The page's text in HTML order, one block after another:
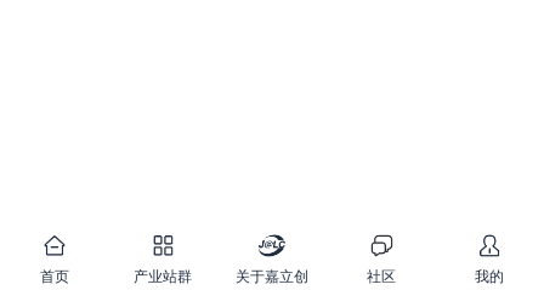
首页 产业站群 关于嘉立创 社区 我的